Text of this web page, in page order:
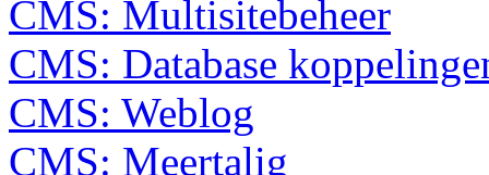
CMS: Multisitebeheer
CMS: Database
CMS: Weblog
CMS: Meertalig